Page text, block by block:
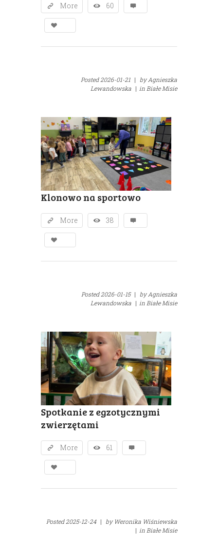
More 60
Posted2026-01-21 | byAgnieszka
Lewandowska | in Białe Misie
Klonowo na sportowo
More 38
Posted2026-01-15 | byAgnieszka
Lewandowska | in Białe Misie
Spotkanie z egzotycznymi
zwierzętami
More 61
Posted2025-12-24 | byWeronika Wiśniewska
| in Białe Misie